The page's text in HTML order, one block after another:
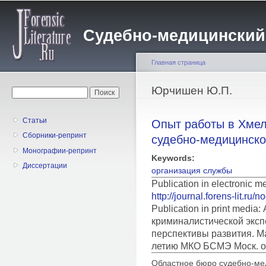
Судебно-
Статьи
Сборники-репринт
Монографии-репринт
Диссертации
Вы здесь
Главная страница
Юрчишен Ю.П.
Опыт работы в
судебно-
Keywords:
организация службы
Publication in electronic
http://journal.forens-lit.ru/
Publication in print media:
криминалистической
перспективы развития.
летию МКО БСМЭ Моск.
Областное бюро судебно-